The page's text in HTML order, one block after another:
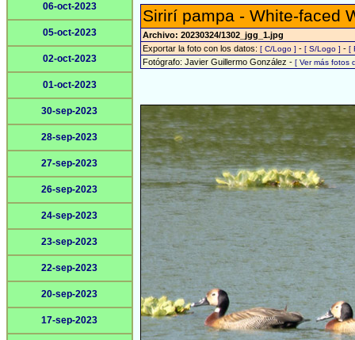
06-oct-2023
05-oct-2023
02-oct-2023
01-oct-2023
30-sep-2023
28-sep-2023
27-sep-2023
26-sep-2023
24-sep-2023
23-sep-2023
22-sep-2023
20-sep-2023
17-sep-2023
Sirirí pampa - White-faced
Archivo: 20230324/1302_jgg_1.jpg
Exportar la foto con los datos: [ C/Logo ] - [ S/Logo ] - [
Fotógrafo: Javier Guillermo González - [ Ver más fotos